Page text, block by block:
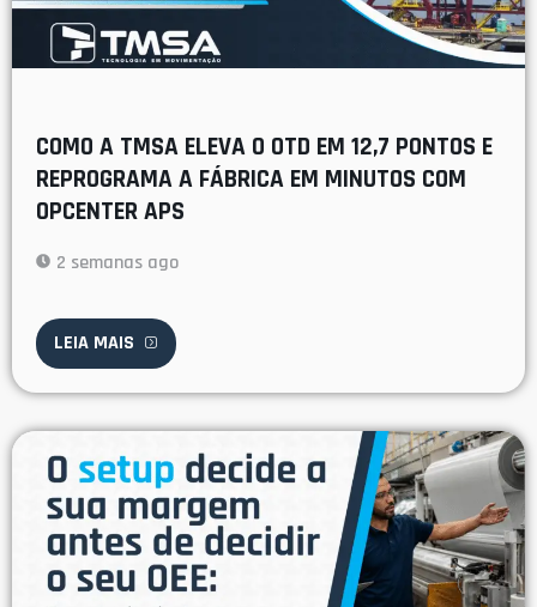
COMO A TMSA ELEVA O OTD EM 12,7 PONTOS E
REPROGRAMA A FÁBRICA EM MINUTOS COM
OPCENTER APS
2 semanas ago
LEIA MAIS